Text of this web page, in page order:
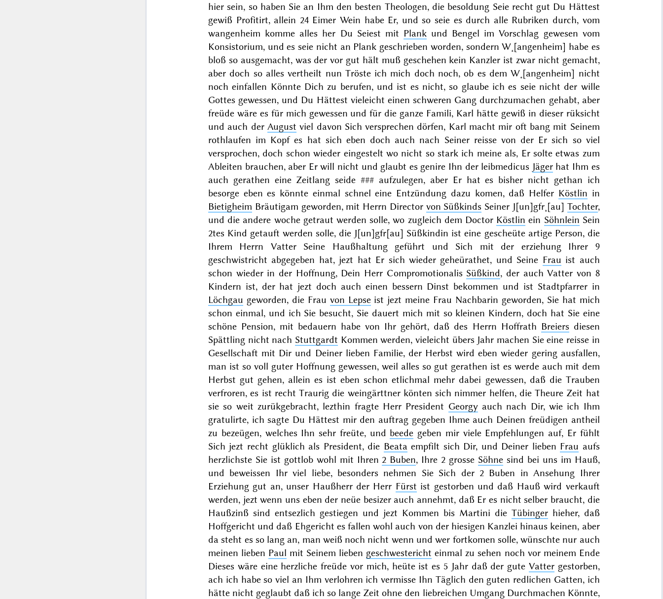
hier sein, so haben Sie an Ihm den besten Theologen, die besoldung Seie recht gut Du Hättest
gewiß Profitirt, allein 24 Eimer Wein habe Er, und so seie es durch alle Rubriken durch, vom
wangenheim komme alles her Du Seiest mit Plankund Bengel im Vorschlag gewesen vom
Konsistorium, und es seie nicht an Plank geschrieben worden, sondern W˖[angenheim] habe es
bloß so ausgemacht, was der vor gut hält muß geschehen kein Kanzler ist zwar nicht gemacht,
aber doch so alles vertheilt nun Tröste ich mich doch noch, ob es dem W˖[angenheim] nicht
noch einfallen Könnte Dich zu berufen, und ist es nicht, so glaube ich es seie nicht der wille
Gottes gewessen, und Du Hättest vieleicht einen schweren Gang durchzumachen gehabt, aber
freüde wäre es für mich gewessen und für die ganze Famili, Karl hätte gewiß in dieser rüksicht
und auch der August viel davon Sich versprechen dörfen, Karl macht mir oft bang mit Seinem
rothlaufen im Kopf es hat sich eben doch auch nach Seiner reisse von der Er sich so viel
versprochen, doch schon wieder eingestelt wo nicht so stark ich meine als, Er solte etwas zum
Ableiten brauchen, aber Er will nicht und glaubt es genire Ihn der leibmedicus Jägerhat Ihm es
auch gerathen eine Zeitlangseide ### aufzulegen, aber Er hat es bisher nicht gethan ich
besorge eben es könnte einmal schnel eine Entzündung dazu komen, daß Helfer Köstlin in
Bietigheim Bräutigam geworden, mit Herrn Director von Süßkinds Seiner J[un]gfr˖[au] Tochter,
und die andere woche getraut werden solle, wo zugleich dem Doctor Köstlin ein Söhnlein Sein
2tes Kind getauft werden solle, die J[un]gfr[au] Süßkindin ist eine gescheüte artige Person, die
Ihrem Herrn Vatter Seine Haußhaltung geführt und Sich mit der erziehung Ihrer 9
geschwistricht abgegeben hat, jezt hat Er sich wieder geheürathet, und Seine Frau ist auch
schon wieder in der Hoffnung, Dein Herr Compromotionalis Süßkind, der auch Vatter von 8
Kindern ist, der hat jezt doch auch einen bessern Dinst bekommen und ist Stadtpfarrer in
Löchgau geworden, die Frau von Lepseist jezt meine Frau Nachbarin geworden, Sie hat mich
schon einmal, und ich Sie besucht, Sie dauert mich mit so kleinen Kindern, doch hat Sie eine
schöne Pension, mit bedauern habe von Ihr gehört, daß des Herrn Hoffrath Breiers diesen
Spättling nicht nach Stuttgardt Kommen werden, vieleicht übers Jahr machen Sie eine reisse in
Gesellschaft mit Dir und Deiner lieben Familie, der Herbst wird eben wieder gering ausfallen,
man ist so voll guter Hoffnung gewessen, weil alles so gut gerathen ist es werde auch mit dem
Herbst gut gehen, allein es ist eben schon etlichmal mehr dabei gewessen, daß die Trauben
verfroren, es ist recht Traurig die weingärttner könten sich nimmer helfen, die Theure Zeit hat
sie so weit zurükgebracht, lezthin fragte Herr President Georgyauch nach Dir, wie ich Ihm
gratulirte, ich sagte Du Hättest mir den auftrag gegeben Ihme auch Deinen freüdigen antheil
zu bezeügen, welches Ihn sehr freüte, und beede geben mir viele Empfehlungen auf, Er fühlt
Sich jezt recht glüklich als President, die Beataempfilt sich Dir, und Deiner lieben Frau aufs
herzlichste Sie ist gottlob wohl mit Ihren 2 Buben, Ihre 2 grosse Söhne sind bei uns im Hauß,
und beweissen Ihr viel liebe, besonders nehmen Sie Sich der 2 Buben in Ansehung Ihrer
Erziehung gut an, unser Haußherr der Herr Fürst ist gestorben und daß Hauß wird verkauft
werden, jezt wenn uns eben der neüe besizer auch annehmt, daß Er es nicht selber braucht, die
Haußzinß sind entsezlich gestiegen und jezt Kommen bis Martini die Tübingerhieher, daß
Hoffgericht und daß Ehgericht es fallen wohl auch von der hiesigen Kanzlei hinaus keinen, aber
da steht es so lang an, man weiß noch nicht wenn und wer fortkomen solle, wünschte nur auch
meinen lieben Paul mit Seinem lieben geschwestericht einmal zu sehen noch vor meinem Ende
Dieses wäre eine herzliche freüde vor mich, heüte ist es 5 Jahrdaß der gute Vattergestorben,
ach ich habe so viel an Ihm verlohren ich vermisse Ihn Täglich den guten redlichen Gatten, ich
hätte nicht geglaubt daß ich so lange Zeitohne den liebreichen Umgang Durchmachen Könnte,